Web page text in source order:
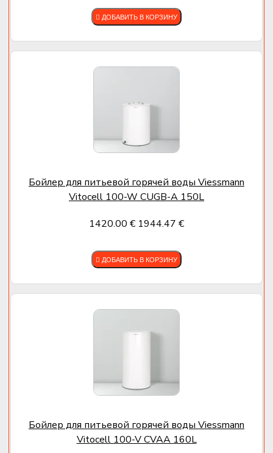
ДОБАВИТЬ В КОРЗИНУ
Бойлер для питьевой горячей воды Viessmann
Vitocell 100-W CUGB-A 150L
1420.00 € 1944.47 €
ДОБАВИТЬ В КОРЗИНУ
Бойлер для питьевой горячей воды Viessmann
Vitocell 100-V CVAA 160L